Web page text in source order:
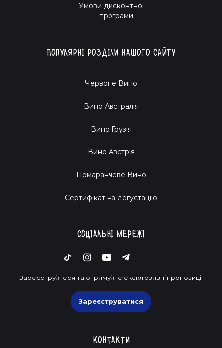
Умови дисконтної
програми
Популярні розділи нашого сайту
Червоне Вино
Вино Австралія
Вино Грузія
Вино Австрія
Помаранчеве Вино
Cертифікат на дегустацію
Соціальні мережі
Зареєструйтеся та отримуйте ексклюзивні пропозиції
Зареєструватися
Контакти